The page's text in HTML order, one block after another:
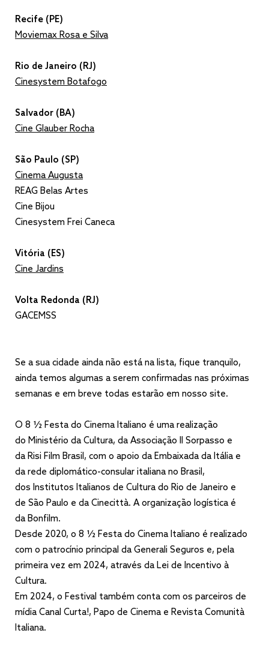
Recife (PE)
Moviemax Rosa e Silva
Rio de Janeiro (RJ)
Cinesystem Botafogo
Salvador (BA)
Cine Glauber Rocha
São Paulo (SP)
Cinema Augusta
REAG Belas Artes
Cine Bijou
Cinesystem Frei Caneca
Vitória (ES)
Cine Jardins
Volta Redonda (RJ)
GACEMSS
Se a sua cidade ainda não está na lista, fique tranquilo,
ainda temos algumas a serem confirmadas nas próximas
semanas e em breve todas estarão em nosso site.
O 8 ½ Festa do Cinema Italiano é uma realização
do Ministério da Cultura, da Associação Il Sorpasso e
da Risi Film Brasil, com o apoio da Embaixada da Itália e
da rede diplomático-consular italiana no Brasil,
dos Institutos Italianos de Cultura do Rio de Janeiro e
de São Paulo e da Cinecittà. A organização logística é
da Bonfilm.
Desde 2020, o 8 ½ Festa do Cinema Italiano é realizado
com o patrocínio principal da Generali Seguros e, pela
primeira vez em 2024, através da Lei de Incentivo à
Cultura.
Em 2024, o Festival também conta com os parceiros de
mídia Canal Curta!, Papo de Cinema e Revista Comunità
Italiana.